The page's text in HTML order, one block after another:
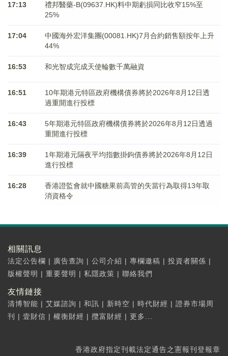
17:13
禮邦醫藥-B(09637.HK)料中期虧損同比收窄15%至
25%
17:04
中國海外宏洋集團(00081.HK)7月合約銷售額按年上升
44%
16:53 和光智成完成天使輪數千萬融資
16:51
10年期港元特區政府機構債券將於2026年8月12日透
過重開進行投標
16:43
5年期港元特區政府機構債券將於2026年8月12日透過
重開進行投標
16:39
1年期港元隔夜平均指數掛鉤債券將於2026年8月12日
進行投標
16:28
香港證監會就中國糖果前高管的失當行為取得13年取
消資格令
相關訊息
法定公告欄 | 廣告查詢 | 公司介紹 | 專欄邀稿 | 投資者關係 |
版權聲明 | 重要聲明 | 私隱政策 | 聯絡我們
友情鏈接
清博智能 | 艾媒諮詢 | 和訊 | 新時空 | 時代財經 | 證券市場周
刊
| 壹財信 | 權衡財經 | 攬富財經 | 更多...
香港政府指定刊載法定通告之憲報刊登報章